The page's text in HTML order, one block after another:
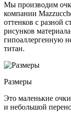
Мы производим
компании
оттенков с разной
рисунков
гипоаллергенную
титан.
Размеры
Это маленькие
и небольшой